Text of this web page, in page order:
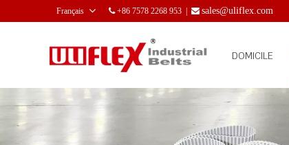
Français +86 7578 2268 953 |  sales@uliflex.com
DOMICILE